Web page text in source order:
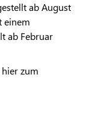
ab August
einem
ab Februar
zum